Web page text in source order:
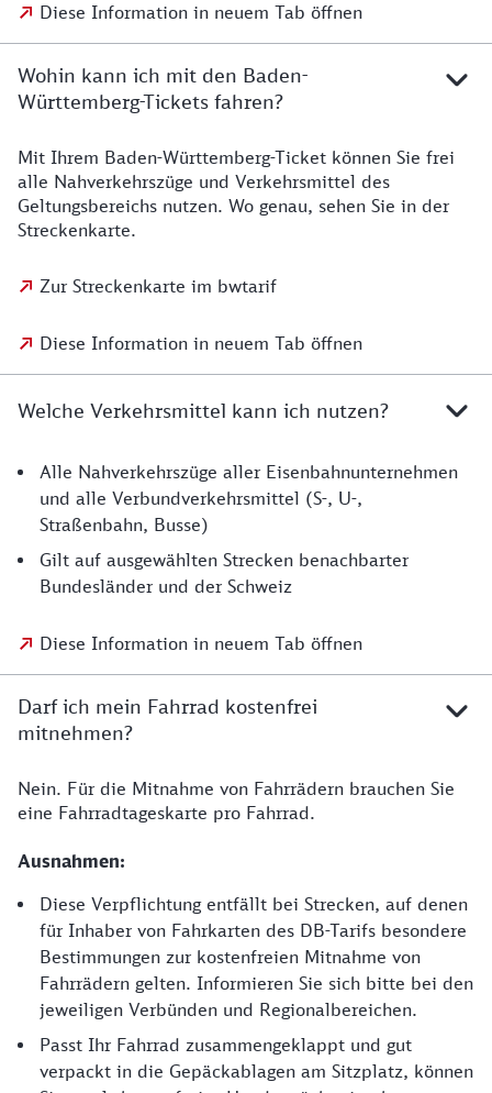
Diese Information in neuem Tab öffnen
Wohin kann ich mit den Baden-
Württemberg-Tickets fahren?
Mit Ihrem Baden-Württemberg-Ticket können Sie frei
alle Nahverkehrszüge und Verkehrsmittel des
Geltungsbereichs nutzen. Wo genau, sehen Sie in der
Streckenkarte.
Zur Streckenkarte im bwtarif
Diese Information in neuem Tab öffnen
Welche Verkehrsmittel kann ich nutzen?
Alle Nahverkehrszüge aller Eisenbahnunternehmen
und alle Verbundverkehrsmittel (S-, U-,
Straßenbahn, Busse)
Gilt auf ausgewählten Strecken benachbarter
Bundesländer und der Schweiz
Diese Information in neuem Tab öffnen
Darf ich mein Fahrrad kostenfrei
mitnehmen?
Nein. Für die Mitnahme von Fahrrädern brauchen Sie
eine Fahrradtageskarte pro Fahrrad.
Ausnahmen:
Diese Verpflichtung entfällt bei Strecken, auf denen
für Inhaber von Fahrkarten des DB-Tarifs besondere
Bestimmungen zur kostenfreien Mitnahme von
Fahrrädern gelten. Informieren Sie sich bitte bei den
jeweiligen Verbünden und Regionalbereichen.
Passt Ihr Fahrrad zusammengeklappt und gut
verpackt in die Gepäckablagen am Sitzplatz, können